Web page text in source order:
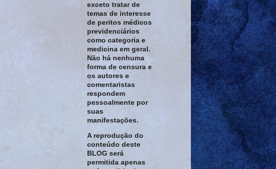
exceto tratar de
temas de interesse
de peritos médicos
previdenciários
como categoria e
medicina em geral.
Não há nenhuma
forma de censura e
os autores e
comentaristas
respondem
pessoalmente por
suas
manifestações.
A reprodução do
conteúdo deste
BLOG será
permitida apenas